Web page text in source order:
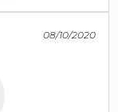
08/10/2020